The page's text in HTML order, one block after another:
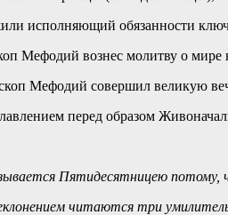
исполняющий обязанности
Мефодий вознес молитву о
Мефодий совершил великую
перед образом
Пятидесятницею потому,
читаются три